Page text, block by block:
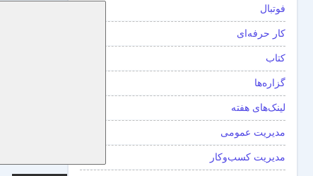
فوتبال
کار حرفه‌ای
کتاب
گزاره‌ها
لینک‌های هفته
مدیریت عمومی
مدیریت کسب‌و‌کار